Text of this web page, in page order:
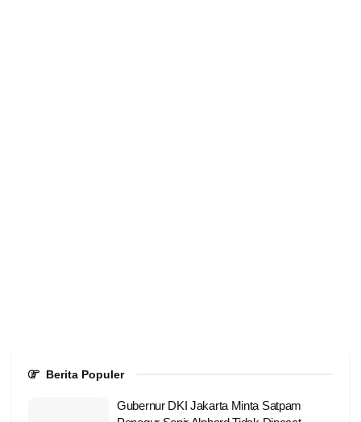
Berita Populer
Gubernur DKI Jakarta Minta Satpam